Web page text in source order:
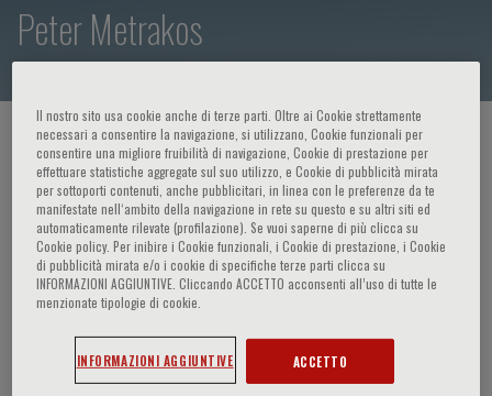
Peter Metrakos
HOME PAGE / CORSI ED EVENTI / RELATORE
Peter Metrakos
Partecipazioni del relatore
Il nostro sito usa cookie anche di terze parti. Oltre ai Cookie strettamente
necessari a consentire la navigazione, si utilizzano, Cookie funzionali per
consentire una migliore fruibilità di navigazione, Cookie di prestazione per
effettuare statistiche aggregate sul suo utilizzo, e Cookie di pubblicità mirata
per sottoporti contenuti, anche pubblicitari, in linea con le preferenze da te
manifestate nell‘ambito della navigazione in rete su questo e su altri siti ed
automaticamente rilevate (profilazione). Se vuoi saperne di più clicca su
Cookie policy. Per inibire i Cookie funzionali, i Cookie di prestazione, i Cookie
di pubblicità mirata e/o i cookie di specifiche terze parti clicca su
INFORMAZIONI AGGIUNTIVE. Cliccando ACCETTO acconsenti all’uso di tutte le
menzionate tipologie di cookie.
INFORMAZIONI AGGIUNTIVE ACCETTO